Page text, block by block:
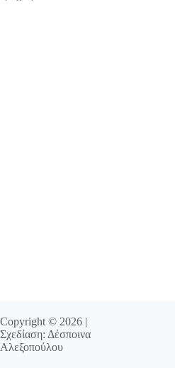
Copyright © 2026 |
Σχεδίαση: Δέσποινα
Αλεξοπούλου